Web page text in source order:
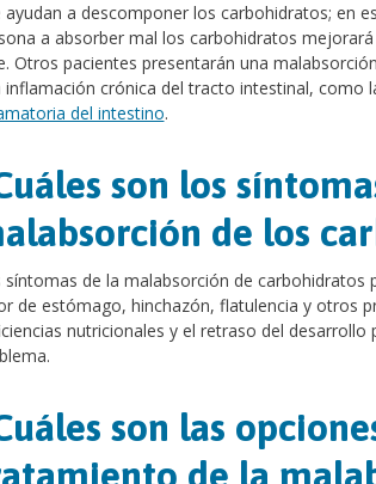
ayudan a descomponer los carbohidratos; en
a absorber mal los carbohidratos
Otros pacientes presentarán una
inflamación crónica del tracto intestinal, como
del intestino.
son los
de los
síntomas de la malabsorción de carbohidratos
de estómago, hinchazón, flatulencia y otros
nutricionales y el retraso del desarrollo
son las
de la